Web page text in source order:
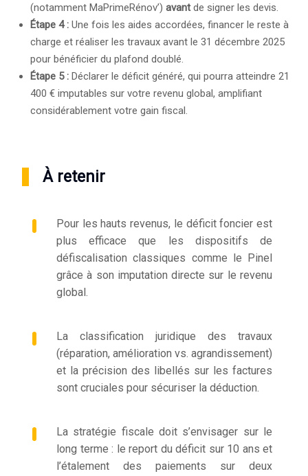
(notamment MaPrimeRénov’) avantde signer les devis.
Étape 4 : Une fois les aides accordées, financer le reste à
charge et réaliser les travaux avant le 31 décembre 2025
pour bénéficier du plafond doublé.
Étape 5 : Déclarer le déficit généré, qui pourra atteindre 21
400 € imputables sur votre revenu global, amplifiant
considérablement votre gain fiscal.
À retenir
Pour les hauts revenus, le déficit foncier est
plus efficace que les dispositifs de
défiscalisation classiques comme le Pinel
grâce à son imputation directe sur le revenu
global.
La classification juridique des travaux
(réparation, amélioration vs. agrandissement)
et la précision des libellés sur les factures
sont cruciales pour sécuriser la déduction.
La stratégie fiscale doit s’envisager sur le
long terme : le report du déficit sur 10 ans et
l’étalement des paiements sur deux